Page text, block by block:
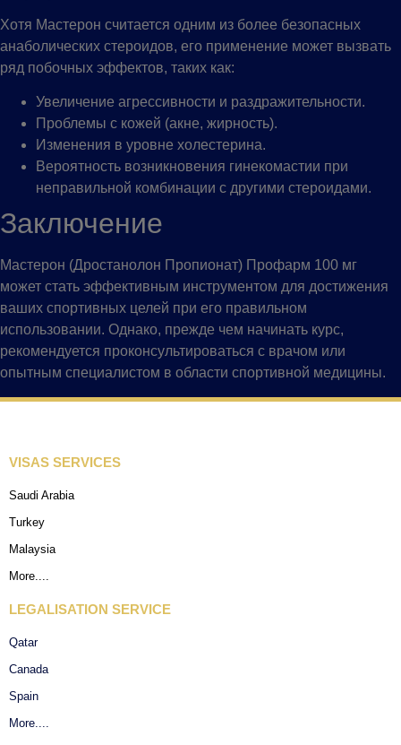
Хотя Мастерон считается одним из более безопасных
анаболических стероидов, его применение может вызвать
ряд побочных эффектов, таких как:
Увеличение агрессивности и раздражительности.
Проблемы с кожей (акне, жирность).
Изменения в уровне холестерина.
Вероятность возникновения гинекомастии при
неправильной комбинации с другими стероидами.
Заключение
Мастерон (Дростанолон Пропионат) Профарм 100 мг
может стать эффективным инструментом для достижения
ваших спортивных целей при его правильном
использовании. Однако, прежде чем начинать курс,
рекомендуется проконсультироваться с врачом или
опытным специалистом в области спортивной медицины.
VISAS SERVICES
Saudi Arabia
Turkey
Malaysia
More....
LEGALISATION SERVICE
Qatar
Canada
Spain
More....